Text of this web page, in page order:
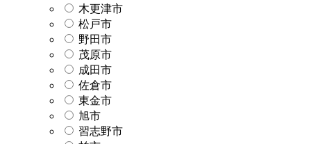
木更津市
松戸市
野田市
茂原市
成田市
佐倉市
東金市
旭市
習志野市